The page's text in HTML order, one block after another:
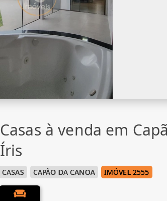
Casas à venda em
Íris
CASAS CAPÃO DA CANOA IMÓVEL 2555